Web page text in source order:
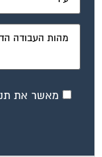
מאשר את